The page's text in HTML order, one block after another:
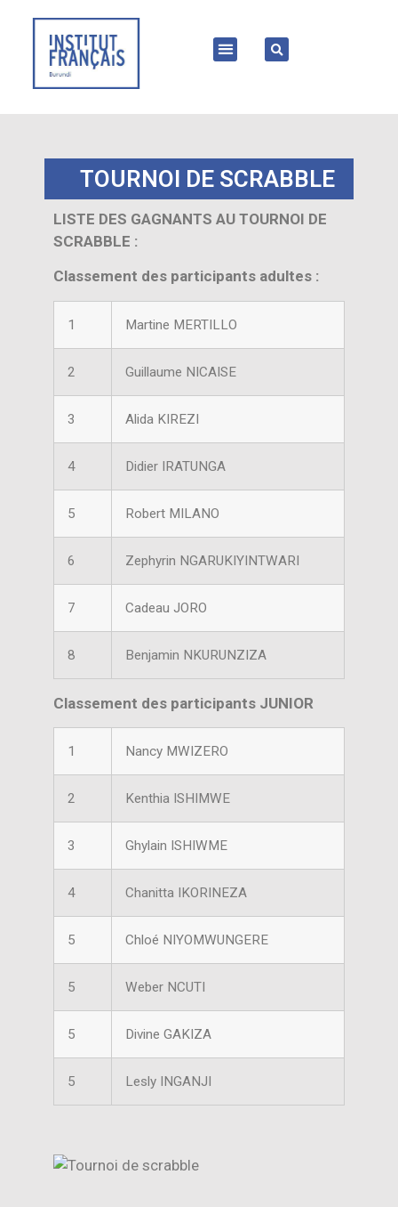
TOURNOI DE SCRABBLE
LISTE DES GAGNANTS AU TOURNOI DE
SCRABBLE :
Classement des participants adultes :
1 Martine MERTILLO
2 Guillaume NICAISE
3 Alida KIREZI
4 Didier IRATUNGA
5 Robert MILANO
6 Zephyrin NGARUKIYINTWARI
7 Cadeau JORO
8 Benjamin NKURUNZIZA
Classement des participants JUNIOR
1 Nancy MWIZERO
2 Kenthia ISHIMWE
3 Ghylain ISHIWME
4 Chanitta IKORINEZA
5 Chloé NIYOMWUNGERE
5 Weber NCUTI
5 Divine GAKIZA
5 Lesly INGANJI